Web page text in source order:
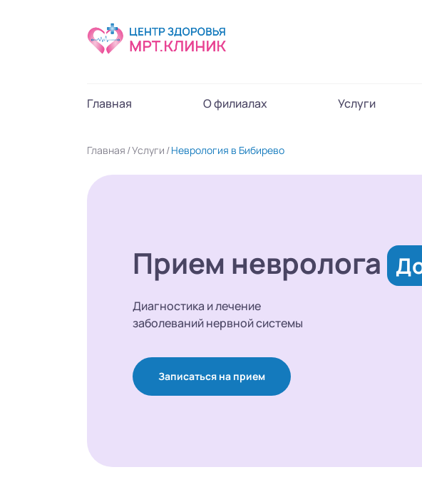
Главная О филиалах Услуги
Главная Услуги Неврология в Бибирево
Прием невролога
Диагностика и лечение
заболеваний нервной системы
Записаться на прием